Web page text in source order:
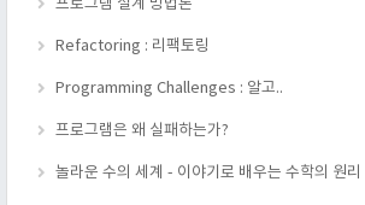
프로그램 설계 방법론
Refactoring : 리팩토링
Programming Challenges : 알고..
프로그램은 왜 실패하는가?
놀라운 수의 세계 - 이야기로 배우는 수학의 원리